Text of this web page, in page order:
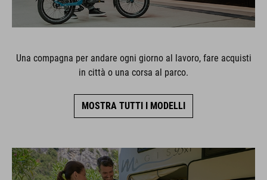
Una compagna per andare ogni giorno al lavoro, fare acquisti
in città o una corsa al parco.
MOSTRA TUTTI I MODELLI